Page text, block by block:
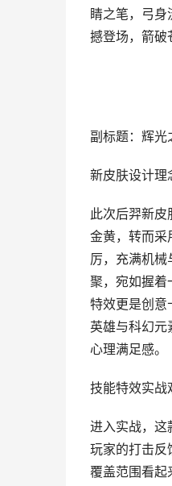
睛之笔，弓
撼登场，箭破
副标题：辉光
新皮肤设计理
此次后羿新
金黄，转而采
厉，充满机械
聚，宛如握着
特效更是创意
英雄与科幻元
心理满足感。
技能特效实战
进入实战，这
玩家的打击反
覆盖范围看起